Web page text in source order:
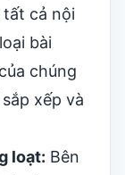
tất cả nội
bài
chúng
xếp và
loạt: Bên